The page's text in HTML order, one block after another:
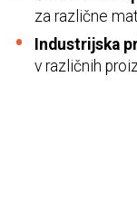
za različne
Industrijska
v različnih